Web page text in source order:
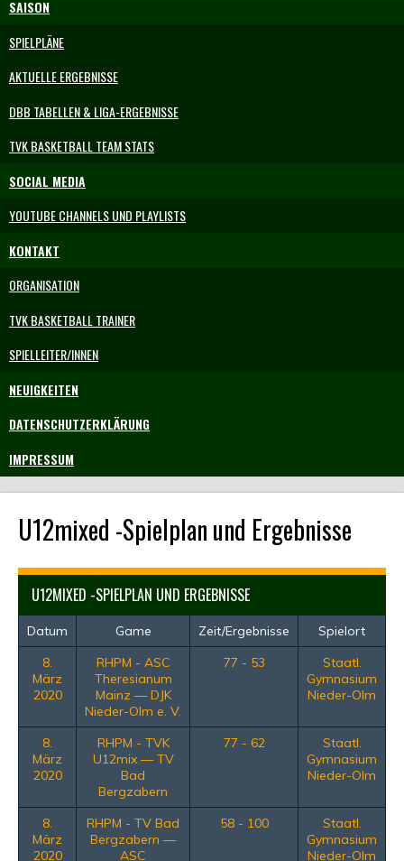
SAISON
SPIELPLÄNE
AKTUELLE ERGEBNISSE
DBB TABELLEN & LIGA-ERGEBNISSE
TVK BASKETBALL TEAM STATS
SOCIAL MEDIA
YOUTUBE CHANNELS UND PLAYLISTS
KONTAKT
ORGANISATION
TVK BASKETBALL TRAINER
SPIELLEITER/INNEN
NEUIGKEITEN
DATENSCHUTZERKLÄRUNG
IMPRESSUM
U12mixed -Spielplan und Ergebnisse
U12MIXED -SPIELPLAN UND ERGEBNISSE
Datum Game Zeit/Ergebnisse
Spielort
8.
März
2020
RHPM - ASC
Theresianum
Mainz — DJK
Nieder-Olm e. V.
77 - 53
Staatl.
Gymnasium
Nieder-Olm
8.
März
2020
RHPM - TVK
U12mix — TV
Bad
Bergzabern
77 - 62
Staatl.
Gymnasium
Nieder-Olm
8.
März
2020
RHPM - TV Bad
Bergzabern —
ASC
58 - 100
Staatl.
Gymnasium
Nieder-Olm